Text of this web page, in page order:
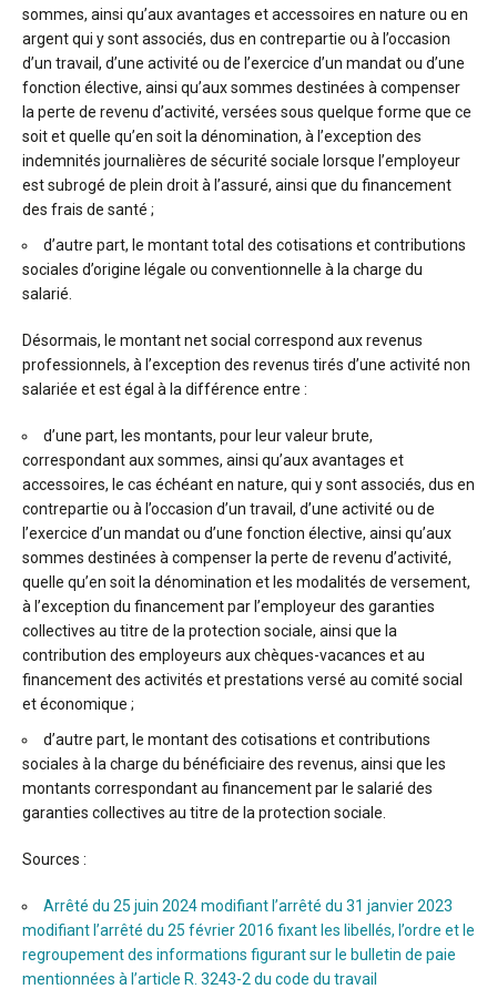
sommes, ainsi qu’aux avantages et accessoires en nature ou en
argent qui y sont associés, dus en contrepartie ou à l’occasion
d’un travail, d’une activité ou de l’exercice d’un mandat ou d’une
fonction élective, ainsi qu’aux sommes destinées à compenser
la perte de revenu d’activité, versées sous quelque forme que ce
soit et quelle qu’en soit la dénomination, à l’exception des
indemnités journalières de sécurité sociale lorsque l’employeur
est subrogé de plein droit à l’assuré, ainsi que du financement
des frais de santé ;
d’autre part, le montant total des cotisations et contributions
sociales d’origine légale ou conventionnelle à la charge du
salarié.
Désormais, le montant net social correspond aux revenus
professionnels, à l’exception des revenus tirés d’une activité non
salariée et est égal à la différence entre :
d’une part, les montants, pour leur valeur brute,
correspondant aux sommes, ainsi qu’aux avantages et
accessoires, le cas échéant en nature, qui y sont associés, dus en
contrepartie ou à l’occasion d’un travail, d’une activité ou de
l’exercice d’un mandat ou d’une fonction élective, ainsi qu’aux
sommes destinées à compenser la perte de revenu d’activité,
quelle qu’en soit la dénomination et les modalités de versement,
à l’exception du financement par l’employeur des garanties
collectives au titre de la protection sociale, ainsi que la
contribution des employeurs aux chèques-vacances et au
financement des activités et prestations versé au comité social
et économique ;
d’autre part, le montant des cotisations et contributions
sociales à la charge du bénéficiaire des revenus, ainsi que les
montants correspondant au financement par le salarié des
garanties collectives au titre de la protection sociale.
Sources :
Arrêté du 25 juin 2024 modifiant l’arrêté du 31 janvier 2023
modifiant l’arrêté du 25 février 2016 fixant les libellés, l’ordre et le
regroupement des informations figurant sur le bulletin de paie
mentionnées à l’article R. 3243-2 du code du travail